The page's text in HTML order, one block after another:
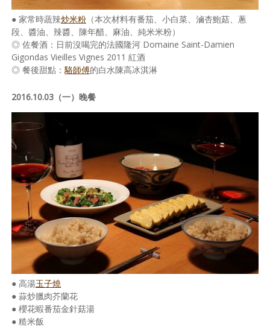
● 家常時蔬辣炒米粉 （本次材料有番茄、小白菜、滷杏鮑菇、蔥
段、醬油、辣醬、陳年醋、麻油、純米米粉）
◎ 佐餐酒：日前沒喝完的法國隆河 Domaine Saint-Damien
Gigondas Vieilles Vignes 2011 紅酒
◎ 餐後甜點：駱師傅的白水陳高冰淇淋
2016.10.03（一）晚餐
● 高湯玉子燒
● 蒜炒臘肉芥蘭花
● 櫻花蝦番茄金針菇湯
● 糙米飯